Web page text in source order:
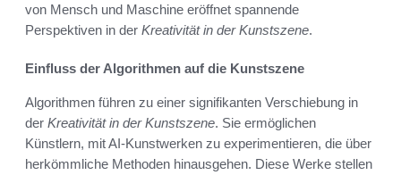
von Mensch und Maschine eröffnet spannende
Perspektiven in der Kreativität in der Kunstszene.
Einfluss der Algorithmen auf die Kunstszene
Algorithmen führen zu einer signifikanten Verschiebung in
der Kreativität in der Kunstszene. Sie ermöglichen
Künstlern, mit AI-Kunstwerken zu experimentieren, die über
herkömmliche Methoden hinausgehen. Diese Werke stellen